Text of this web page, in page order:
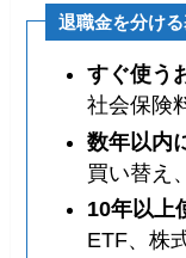
退職金を分け
すぐ使う
社会保険
数年以内
買い替え
10年以上
ETF、株